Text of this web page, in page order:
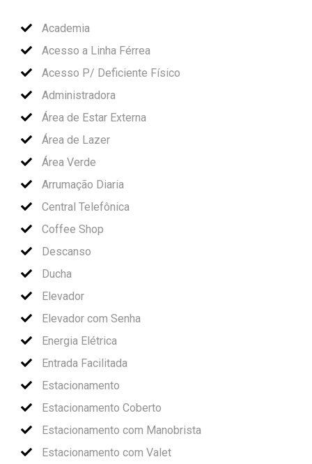
Academia
Acesso a Linha Férrea
Acesso P/ Deficiente Físico
Administradora
Área de Estar Externa
Área de Lazer
Área Verde
Arrumação Diaria
Central Telefônica
Coffee Shop
Descanso
Ducha
Elevador
Elevador com Senha
Energia Elétrica
Entrada Facilitada
Estacionamento
Estacionamento Coberto
Estacionamento com Manobrista
Estacionamento com Valet